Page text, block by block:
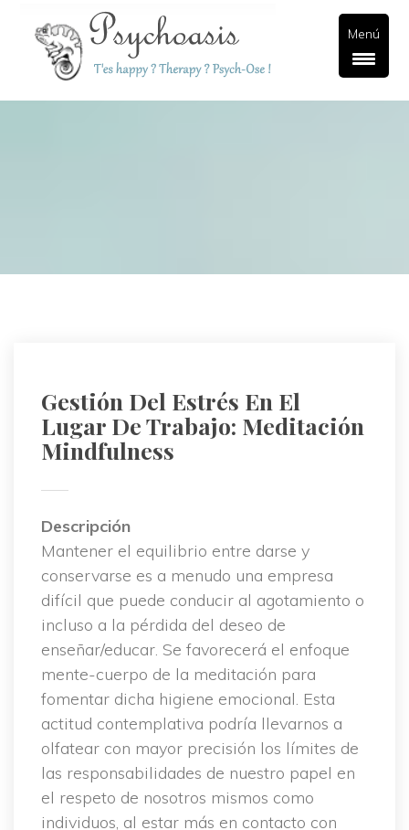
Gestión Del Estrés En El
Lugar De Trabajo: Meditación
Mindfulne
Descripción
Mantener el equilibrio entre darse y
conservarse es a menudo una empresa
difícil que puede conducir al agotamiento o
incluso a la pérdida del deseo de
enseñar/educar. Se favorecerá el enfoque
mente-cuerpo de la meditación para
fomentar dicha higiene emocional. Esta
actitud contemplativa podría llevarnos a
olfatear con mayor precisión los límites de
las responsabilidades de nuestro papel en
el respeto de nosotros mismos como
individuos, al estar más en contacto con
Menú